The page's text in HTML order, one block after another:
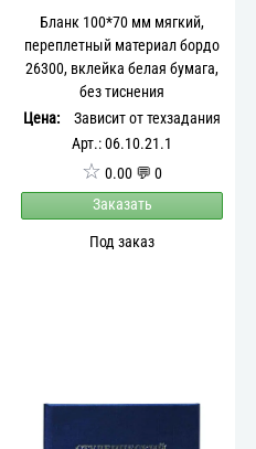
Бланк 100*70 мм мягкий,
переплетный материал бордо
26300, вклейка белая бумага,
без тиснения
Цена:
Зависит от техзадания
Арт.: 06.10.21.1
☆ 0.00 💬 0
Заказать
Под заказ